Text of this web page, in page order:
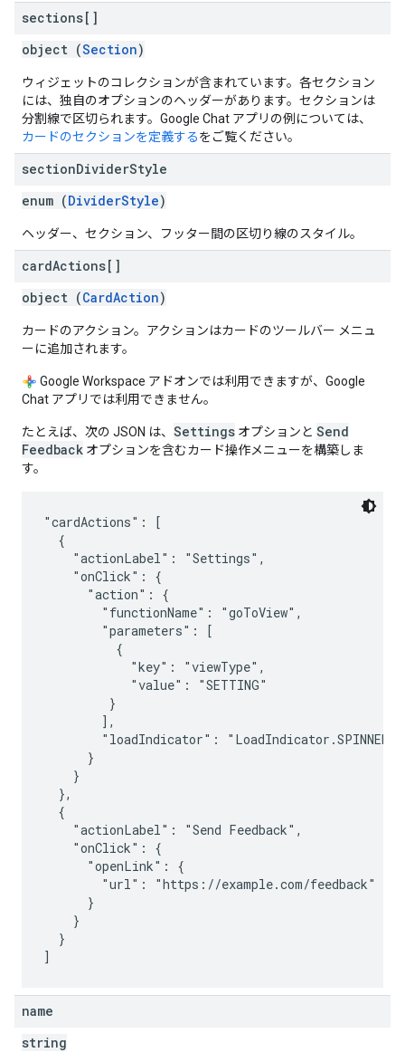
sections[]
object (Section)
ウィジェットのコレクションが含まれています。各セクション
には、独自のオプションのヘッダーがあります。セクションは
分割線で区切られます。Google Chat アプリの例については、
カードのセクションを定義するをご覧ください。
sectionDividerStyle
enum (DividerStyle)
ヘッダー、セクション、フッター間の区切り線のスタイル。
cardActions[]
object (CardAction)
カードのアクション。アクションはカードのツールバー メニュ
ーに追加されます。
Google Workspace アドオンでは利用できますが、Google
Chat アプリでは利用できません。
たとえば、次の JSON は、 Settings オプションと Send
Feedback オプションを含むカード操作メニューを構築しま
す。
"cardActions": [
  {
    "actionLabel": "Settings",
    "onClick": {
      "action": {
        "functionName": "goToView",
        "parameters": [
          {
            "key": "viewType",
            "value": "SETTING"
         }
        ],
        "loadIndicator": "LoadIndicator.SPINNER"
      }
    }
  },
  {
    "actionLabel": "Send Feedback",
    "onClick": {
      "openLink": {
        "url": "https://example.com/feedback"
      }
    }
  }
name
string